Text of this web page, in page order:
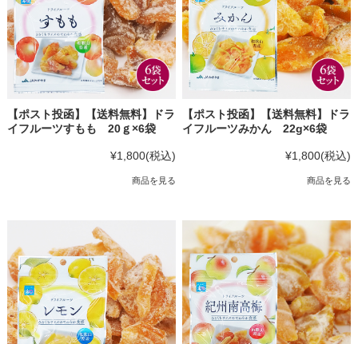
【ポスト投函】【送料無料】ドラ
イフルーツすもも 20ｇ×6袋
¥1,800(税込)
商品を見る
【ポスト投函】【送料無料】ドラ
イフルーツみかん 22g×6袋
¥1,800(税込)
商品を見る